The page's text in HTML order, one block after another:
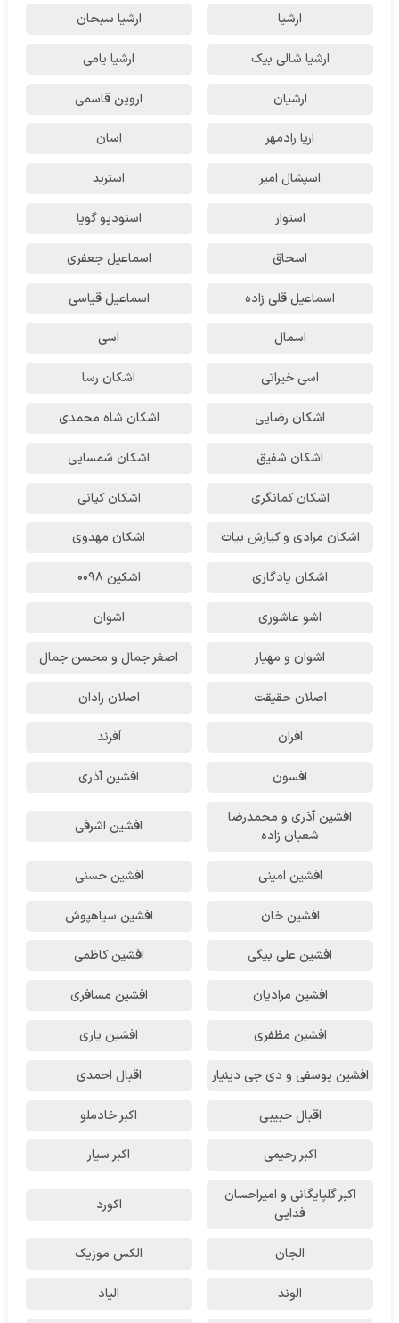
ارشیا ارشیا سبحان
ارشیا شالی بیک ارشیا یامی
ارشیان اروین قاسمی
اریا رادمهر اِسان
اسپشال امیر استرید
استوار استودیو گویا
اسحاق اسماعیل جعفری
اسماعیل قلی زاده اسماعیل قیاسی
اسمال اسی
اسی خیراتی اشکان رسا
اشکان رضایی اشکان شاه محمدی
اشکان شفیق اشکان شمسایی
اشکان‌ کمانگری اشکان کیانی
اشکان مرادی و کیارش بیات اشکان مهدوی
اشکان یادگاری اشکین ۰۰۹۸
اشو عاشوری اشوان
اشوان و مهیار اصغر جمال و محسن جمال
اصلان حقیقت اصلان رادان
افران اَفرند
افسون افشین آذری
افشین آذری و محمدرضا
شعبان زاده
افشین اشرفی
افشین امینی افشین حسنی
افشین خان افشین سیاهپوش
افشین علی بیگی افشین کاظمی
افشین مرادیان افشین مسافری
افشین مظفری افشین یاری
افشین یوسفی و دی جی دینیار اقبال احمدی
اقبال حبیبی اکبر خادملو
اکبر رحیمی اکبر سیار
اکبر گلپایگانی و امیراحسان
فدایی
اکورد
الجان الکس موزیک
الوند الیاد